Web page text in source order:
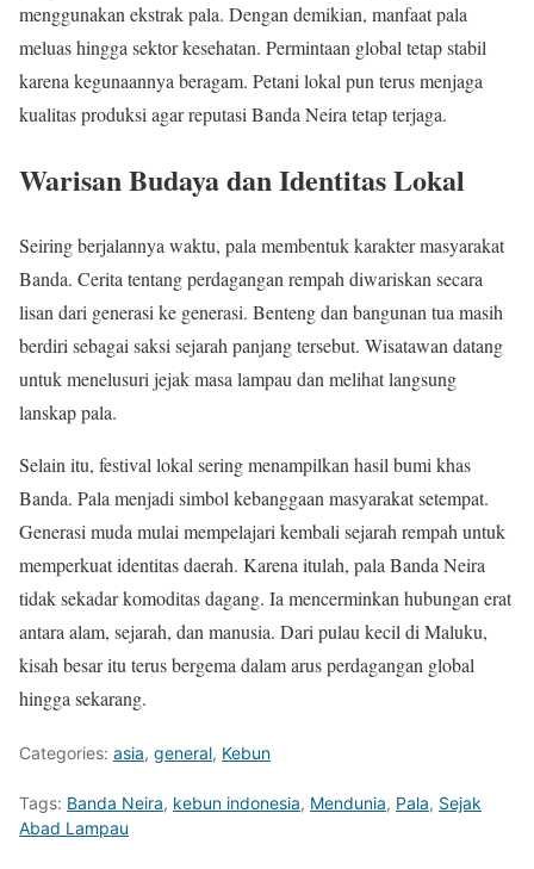
menggunakan ekstrak pala. Dengan demikian, manfaat pala
meluas hingga sektor kesehatan. Permintaan global tetap stabil
karena kegunaannya beragam. Petani lokal pun terus menjaga
kualitas produksi agar reputasi Banda Neira tetap terjaga.
Warisan Budaya dan Identitas Lokal
Seiring berjalannya waktu, pala membentuk karakter masyarakat
Banda. Cerita tentang perdagangan rempah diwariskan secara
lisan dari generasi ke generasi. Benteng dan bangunan tua masih
berdiri sebagai saksi sejarah panjang tersebut. Wisatawan datang
untuk menelusuri jejak masa lampau dan melihat langsung
lanskap pala.
Selain itu, festival lokal sering menampilkan hasil bumi khas
Banda. Pala menjadi simbol kebanggaan masyarakat setempat.
Generasi muda mulai mempelajari kembali sejarah rempah untuk
memperkuat identitas daerah. Karena itulah, pala Banda Neira
tidak sekadar komoditas dagang. Ia mencerminkan hubungan erat
antara alam, sejarah, dan manusia. Dari pulau kecil di Maluku,
kisah besar itu terus bergema dalam arus perdagangan global
hingga sekarang.
Categories: asia, general, Kebun
Tags: Banda Neira, kebun indonesia, Mendunia, Pala, Sejak
Abad Lampau